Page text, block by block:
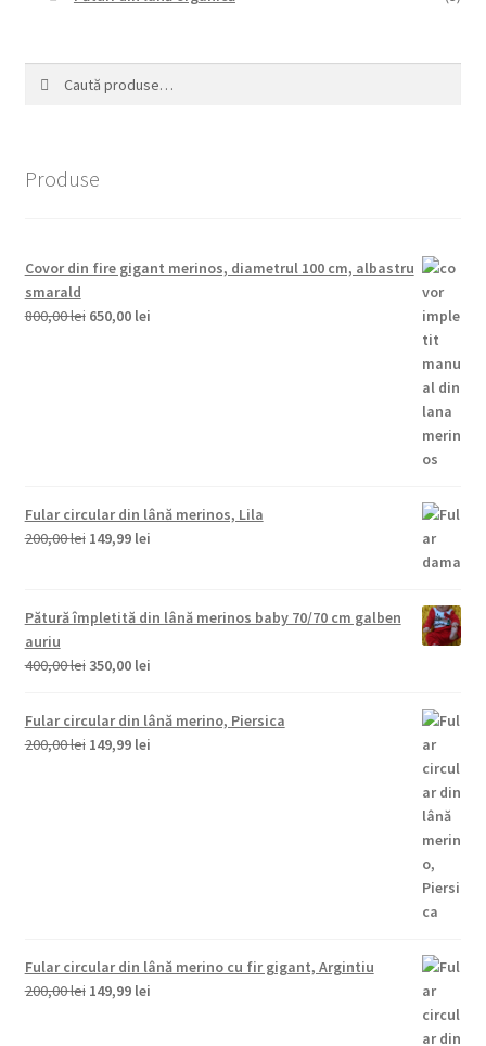
Produse
Covor din fire gigant merinos, diametrul 100 cm, albastru
smarald
800,00lei Prețul
650,00 leiPrețul
Fular circular din lână merinos, Lila
200,00lei Prețul
fost:
200,00 lei.
149,99 leiPrețul
149,99 lei.
Pătură împletită din lână merinos baby 70/70 cm galben
auriu
400,00lei Prețul
fost:
400,00 lei.
350,00 leiPrețul
este:
350,00 lei.
Fular circular din lână merino, Piersica
200,00lei Prețul
149,99 leiPrețul
Fular circular din lână merino cu fir gigant, Argintiu
200,00lei Prețul
149,99 leiPrețul